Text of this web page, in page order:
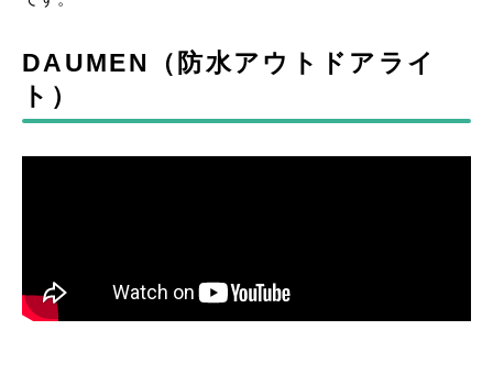
DAUMEN（防水アウトドアライ
ト）